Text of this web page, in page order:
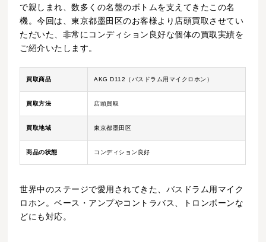
で親しまれ、数多くの名盤のボトムを支えてきたこの名
機。今回は、東京都墨田区のお客様より店頭買取させてい
ただいた、非常にコンディション良好な個体の買取実績を
ご紹介いたします。
買取商品 AKG D112（バスドラム用マイクロホン）
買取方法 店頭買取
買取地域 東京都墨田区
商品の状態 コンディション良好
世界中のステージで愛用されてきた、バスドラム用マイク
ロホン。ベース・アンプやコントラバス、トロンボーンな
どにも対応。